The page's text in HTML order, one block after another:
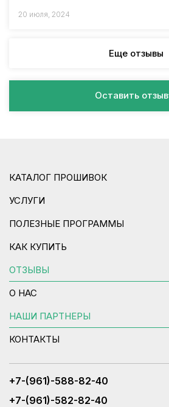
20 июля, 2024
Еще отзывы
Оставить отзыв
КАТАЛОГ ПРОШИВОК
УСЛУГИ
ПОЛЕЗНЫЕ ПРОГРАММЫ
КАК КУПИТЬ
ОТЗЫВЫ
О НАС
НАШИ ПАРТНЕРЫ
КОНТАКТЫ
+7-(961)-588-82-40
+7-(961)-582-82-40